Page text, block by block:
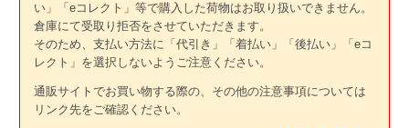
い」「eコレクト」等で購入した荷物はお取り扱いできません。
倉庫にて受取り拒否をさせていただきます。
そのため、支払い方法に「代引き」「着払い」「後払い」「eコ
レクト」を選択しないようご注意ください。
通販サイトでお買い物する際の、その他の注意事項については
リンク先をご確認ください。